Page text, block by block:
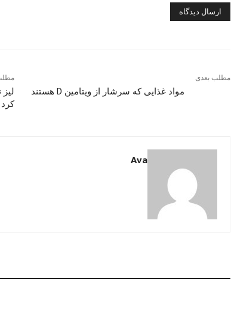
کرد
مطلب بعدی
مواد غذایی که سرشار از ویتامین D هستند
Ava